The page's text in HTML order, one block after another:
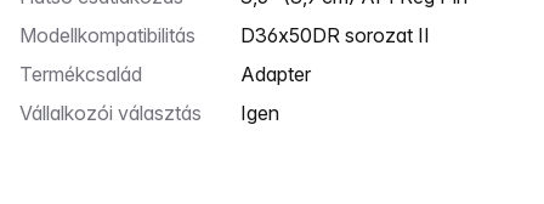
Modellkompatibilitás
D36x50DR sorozat II
Termékcsalád
Adapter
Vállalkozói választás
Igen